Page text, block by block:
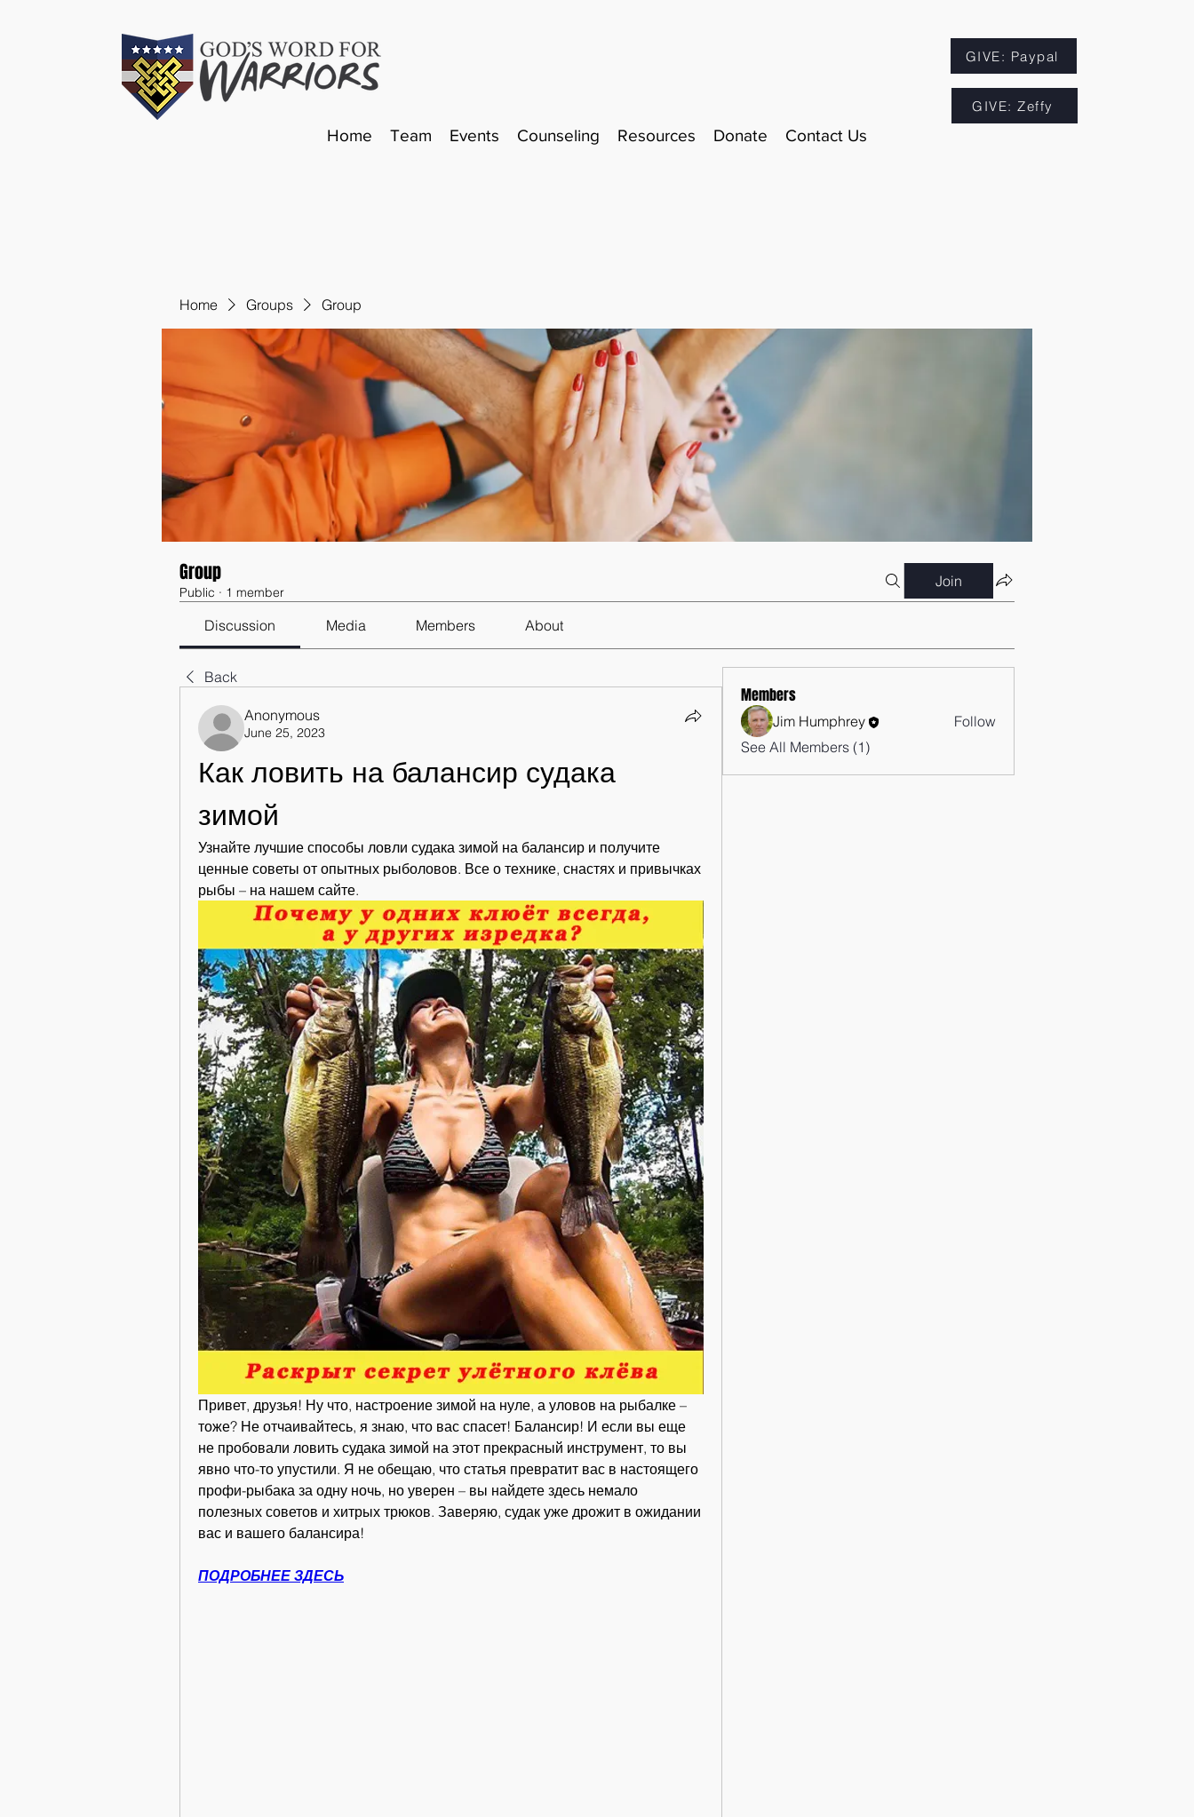
GIVE: Paypal
GIVE: Zeffy
Home Team Events Counseling Resources Donate Contact Us
Home Groups Group
Group
Public · 1 member
Join
Discussion Media Members About
Back
Anonymous
June 25, 2023
Как ловить на балансир судака
зимой
Узнайте лучшие способы ловли судака зимой на балансир и получите
ценные советы от опытных рыболовов. Все о технике, снастях и привычках
рыбы – на нашем сайте.
Привет, друзья! Ну что, настроение зимой на нуле, а уловов на рыбалке –
тоже? Не отчаивайтесь, я знаю, что вас спасет! Балансир! И если вы еще
не пробовали ловить судака зимой на этот прекрасный инструмент, то вы
явно что-то упустили. Я не обещаю, что статья превратит вас в настоящего
профи-рыбака за одну ночь, но уверен – вы найдете здесь немало
полезных советов и хитрых трюков. Заверяю, судак уже дрожит в ожидании
вас и вашего балансира!
ПОДРОБНЕЕ ЗДЕСЬ
Members
Jim Humphrey
Follow
See All Members (1)